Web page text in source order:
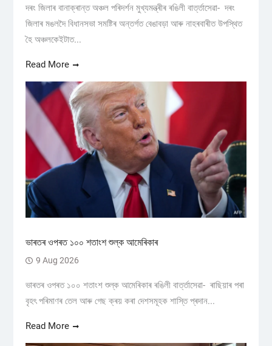
দৰং জিলাৰ বানাক্ৰান্ত অঞ্চল পৰিদৰ্শন মুখ্যমন্ত্ৰীৰ ৰঙিলী বাৰ্ত্তাসেৱা- দৰং
জিলাৰ মঙলদৈ বিধানসভা সমষ্টিৰ অন্তৰ্গত বেঙাবড়া আৰু নাহৰবাৰীত উপস্থিত
হৈ অঞ্চলকেইটাত...
Read More
ভাৰতৰ ওপৰত ১০০ শতাংশ শুল্ক আমেৰিকাৰ
9 Aug 2026
ভাৰতৰ ওপৰত ১০০ শতাংশ শুল্ক আমেৰিকাৰ ৰঙিলী বাৰ্ত্তাসেৱা- ৰাছিয়াৰ পৰা
বৃহৎ পৰিমাণৰ তেল আৰু গেছ ক্ৰয় কৰা দেশসমূহক শাস্তি প্ৰদান...
Read More